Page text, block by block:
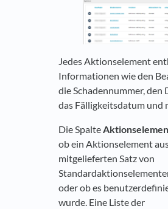
Jedes Aktionselement
Informationen wie den
die Schadennummer, den
das Fälligkeitsdatum und
Die Spalte
ob ein Aktionselement
mitgelieferten Satz von
oder ob es
wurde. Eine Liste der